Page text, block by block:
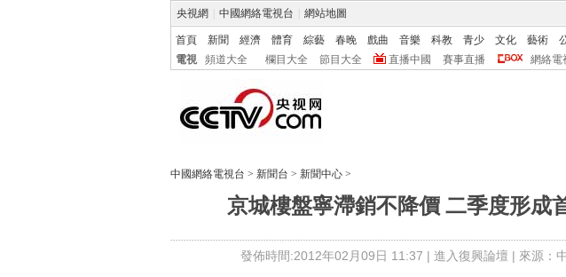
央視網 中國網絡電視台 網站地圖
首頁 新聞 經濟 體育 綜藝 春晚 戲曲 音樂 科教 青少 文化 藝術
電視
頻道大全 欄目大全 節目大全 直播中國 賽事直播 網絡電
中國網絡電視台 > 新聞台 > 新聞中心 >
京城樓盤寧滯銷不降價 二季度形成
發佈時間:2012年02月09日 11:37 | 進入復興論壇 | 來源：